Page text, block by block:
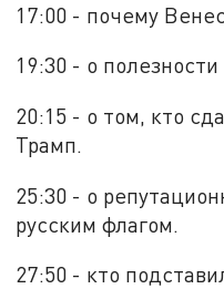
17:00 - почему
19:30 - о
20:15 - о том, кто
Трамп.
25:30 - о
русским флагом.
27:50 - кто